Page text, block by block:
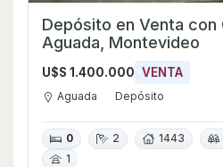
Depósito en Venta con Garage en
Aguada, Montevideo
U$S 1.400.000 VENTA
Aguada Depósito
0 2 1443
1